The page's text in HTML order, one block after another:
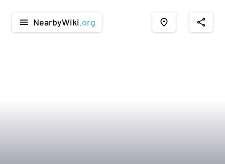
menu NearbyWiki .org place share